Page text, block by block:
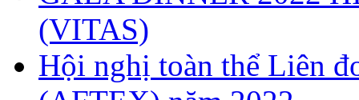
(VITAS)
Hội nghị toàn thể Liên